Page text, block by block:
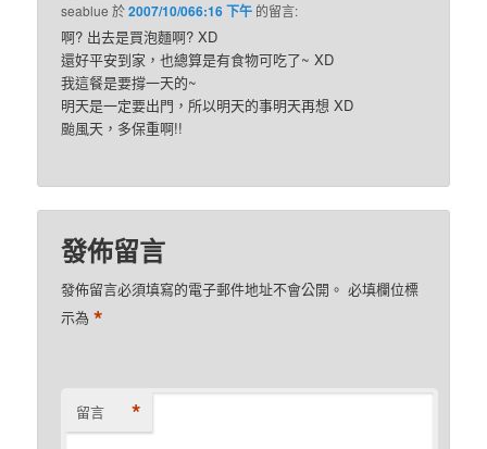
seablue 於2007/10/066:16 下午 的留言:
啊? 出去是買泡麵啊? XD
還好平安到家，也總算是有食物可吃了~ XD
我這餐是要撐一天的~
明天是一定要出門，所以明天的事明天再想 XD
颱風天，多保重啊!!
發佈留言
發佈留言必須填寫的電子郵件地址不會公開。 必填欄位標
示為*
留言 *